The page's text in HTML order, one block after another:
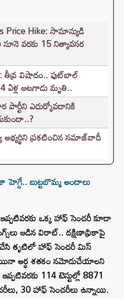
Price Hike: సామాన్యుడి
నూనె వరకు 15 నిత్యావసర
తీవ్ర విషాదం.. ఫుట్‌బాల్
ఏళ్ల ఆటగాడు మృతి..
ఎదుర్కోవడానికి
ప్రకటించిన సమాజ్‌వాదీ
హెగ్డే.. బుట్టబొమ్మ అందాలు
ఒక్క హాఫ్ సెంచరీ కూడా
ఆడిన విరాట్.. దక్షిణాఫ్రికాపై
చేసి తృటిలో హాఫ్‌ సెంచరీ మిస్
అర్ధ శతకం నమోదుచేయాలని
114 టెస్టుల్లో 8871
30 హాఫ్ సెంచరీలు ఉన్నాయి.